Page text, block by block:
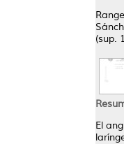
(sup.
El